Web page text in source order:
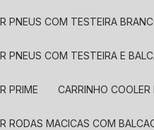
PNEUS COM TESTEIRA
PNEUS COM TESTEIRA E
PRIME CARRINHO
RODAS MACICAS COM